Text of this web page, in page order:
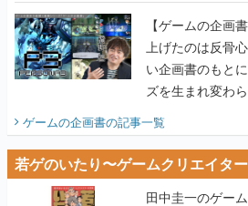
ズを生まれ変わ
ビュー】
ゲームの企画書の記事一覧
若ゲのいたり〜ゲームクリエイタ
田中圭一のゲー
いたり』第2巻が
智さん、『ゼビ
重なエピソード